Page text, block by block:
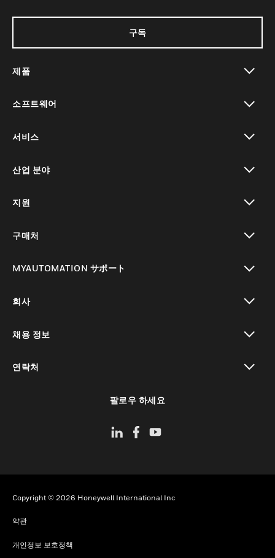
구독
제품
소프트웨어
서비스
산업 분야
지원
구매처
MYAUTOMATION サポート
회사
채용 정보
연락처
팔로우 하세요
Copyright © 2026 Honeywell International Inc
약관
개인정보 보호정책